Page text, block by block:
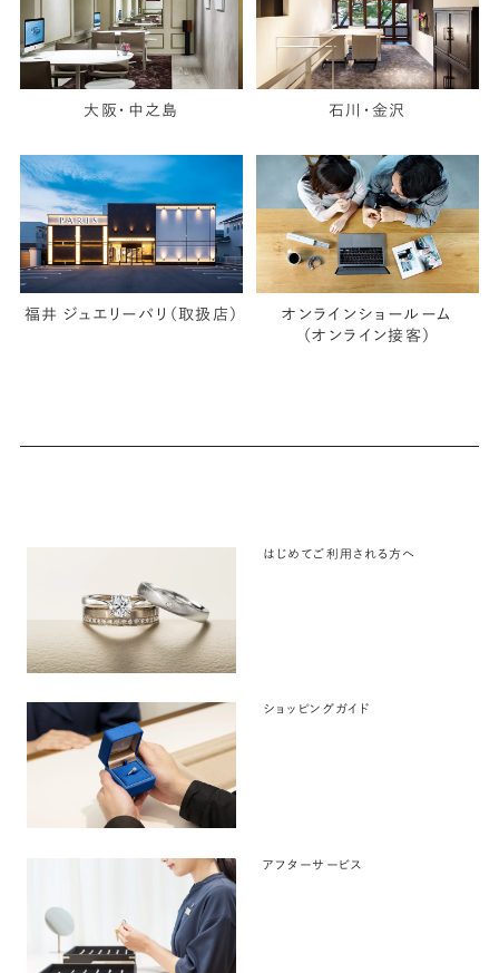
大阪・中之島 石川・金沢
福井 ジュエリーパリ（取扱店）
オンラインショールーム
（オンライン接客）
はじめてご利用される方へ
ショッピングガイド
アフターサービス